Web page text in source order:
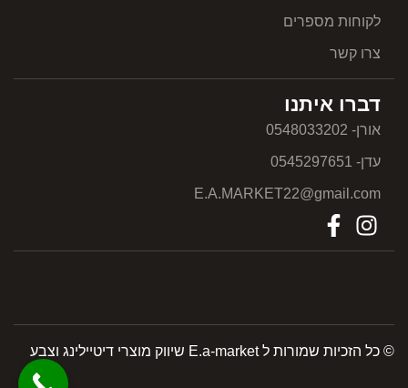
לקוחות מספרים
צרו קשר
דברו איתנו
אורן- 0548033202
עדן- 0545297651
E.A.MARKET22@gmail.com
© כל הזכיות שמורות ל E.a-market שיווק מוצרי דיטיילינג וצבע